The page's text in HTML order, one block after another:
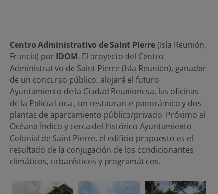
Centro Administrativo de Saint Pierre(Isla Reunión,
Francia) por IDOM. El proyecto del Centro
Administrativo de Saint Pierre (Isla Reunión), ganador
de un concurso público, alojará el futuro
Ayuntamiento de la Ciudad Reunionesa, las oficinas
de la Policía Local, un restaurante panorámico y dos
plantas de aparcamiento público/privado. Próximo al
Océano Índico y cerca del histórico Ayuntamiento
Colonial de Saint Pierre, el edificio propuesto es el
resultado de la conjugación de los condicionantes
climáticos, urbanísticos y programáticos.